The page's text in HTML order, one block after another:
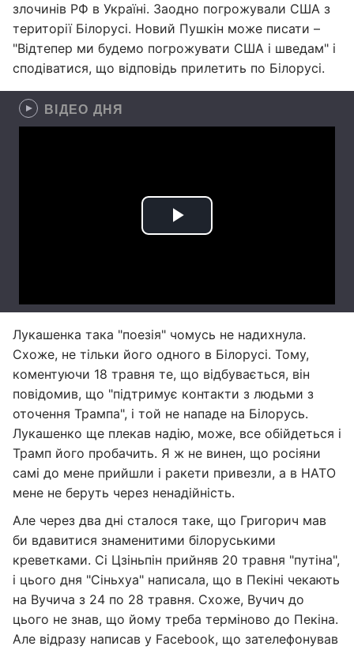
злочинів РФ в Україні. Заодно погрожували США з
території Білорусі. Новий Пушкін може писати –
"Відтепер ми будемо погрожувати США і шведам" і
сподіватися, що відповідь прилетить по Білорусі.
ВІДЕО ДНЯ
Лукашенка така "поезія" чомусь не надихнула.
Схоже, не тільки його одного в Білорусі. Тому,
коментуючи 18 травня те, що відбувається, він
повідомив, що "підтримує контакти з людьми з
оточення Трампа", і той не нападе на Білорусь.
Лукашенко ще плекав надію, може, все обійдеться і
Трамп його пробачить. Я ж не винен, що росіяни
самі до мене прийшли і ракети привезли, а в НАТО
мене не беруть через ненадійність.
Але через два дні сталося таке, що Григорич мав
би вдавитися знаменитими білоруськими
креветками. Сі Цзіньпін прийняв 20 травня "путіна",
і цього дня "Сіньхуа" написала, що в Пекіні чекають
на Вучича з 24 по 28 травня. Схоже, Вучич до
цього не знав, що йому треба терміново до Пекіна.
Але відразу написав у Facebook, що зателефонував